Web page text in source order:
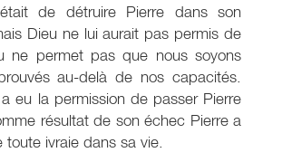
de détruire Pierre dans son
Dieu ne lui aurait pas permis de
ne permet pas que nous soyons
au-delà de nos capacités.
eu la permission de passer Pierre
résultat de son échec Pierre a
toute ivraie dans sa vie.